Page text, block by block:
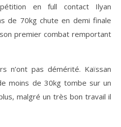
en full contact Ilyan
de 70kg chute en demi finale
premier combat remportant
n’ont pas démérité. Kaïssan
moins de 30kg tombe sur un
malgré un très bon travail il